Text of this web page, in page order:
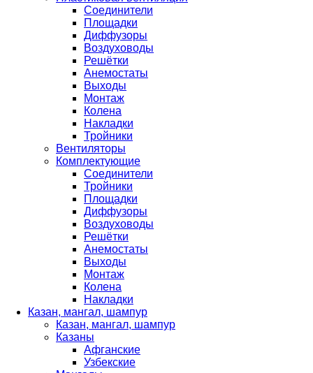
Соединители
Площадки
Диффузоры
Воздуховоды
Решётки
Анемостаты
Выходы
Монтаж
Колена
Накладки
Тройники
Вентиляторы
Комплектующие
Соединители
Тройники
Площадки
Диффузоры
Воздуховоды
Решётки
Анемостаты
Выходы
Монтаж
Колена
Накладки
Казан, мангал, шампур
Казан, мангал, шампур
Казаны
Афганские
Узбекские